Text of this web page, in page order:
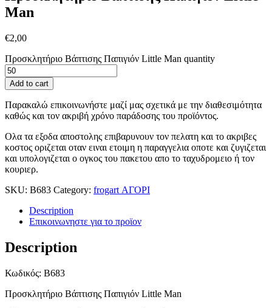
Man
€2,00
Προσκλητήριο Βάπτισης Παπιγιόν Little Man quantity
Add to cart
Παρακαλώ επικοινωνήστε μαζί μας σχετικά με την διαθεσιμότητα
καθώς και τον ακριβή χρόνο παράδοσης του προϊόντος.
Ολα τα εξοδα αποστολης επιβαρυνουν τον πελατη και το ακριβες
κοστος οριζεται οταν ειναι ετοιμη η παραγγελια οποτε και ζυγιζεται
και υπολογιζεται ο ογκος του πακετου απο το ταχυδρομειο ή τον
κουριερ.
SKU: B683 Category: frogart ΑΓΟΡΙ
Description
Επικοινωνηστε για το προϊoν
Description
Κωδικός: B683
Προσκλητήριο Βάπτισης Παπιγιόν Little Man